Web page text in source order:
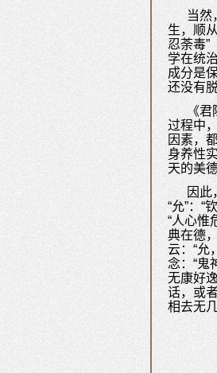
当然
生，顺
忍荼毒”
学在统
成分是
还没有
《
过程中
因素，
身养性
天的美
因此
“允”：“
“人心惟
典在德
云：“允
念：“鬼
无康好
话，或
相去无几